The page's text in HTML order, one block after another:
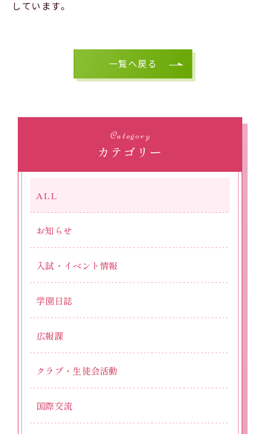
しています。
一覧へ戻る
Category
カテゴリー
ALL
お知らせ
入試・イベント情報
学園日誌
広報課
クラブ・生徒会活動
国際交流